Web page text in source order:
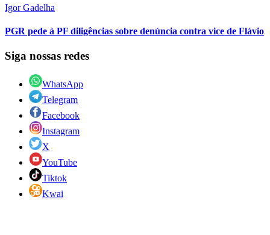
Igor Gadelha
PGR pede à PF diligências sobre denúncia contra vice de Flávio
Siga nossas redes
WhatsApp
Telegram
Facebook
Instagram
X
YouTube
Tiktok
Kwai